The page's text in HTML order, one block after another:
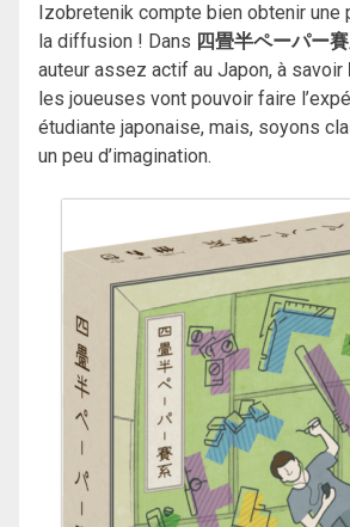
Izobretenik compte bien obtenir une
la diffusion ! Dans 四畳半ペーパー
auteur assez actif au Japon, à savoir
les joueuses vont pouvoir faire
étudiante japonaise, mais, soyons
un peu d’imagination.